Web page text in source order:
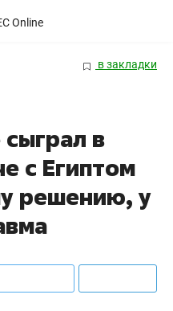
в закладки
в
с Египтом
решению, у